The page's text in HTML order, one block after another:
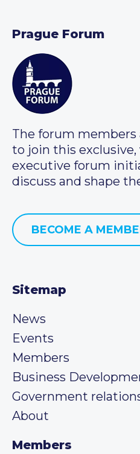
Prague Forum
The forum members
to join this
executive forum
discuss and shape
BECOME A
Sitemap
News
Events
Members
Business
Government
About
Members